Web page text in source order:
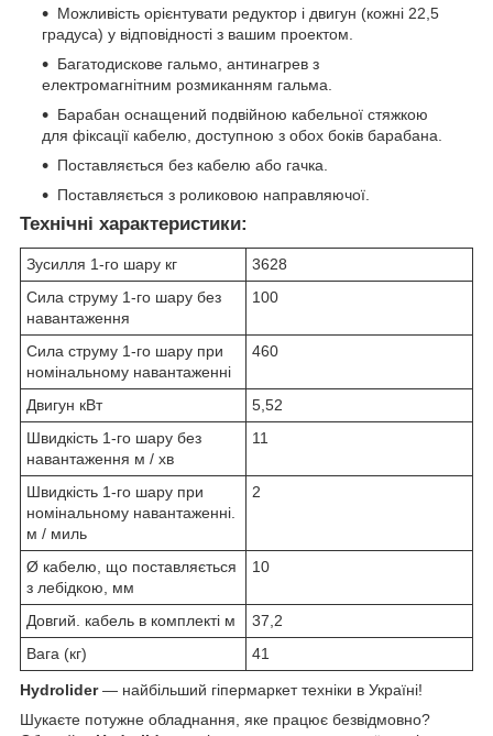
Можливість орієнтувати редуктор і двигун (кожні 22,5
градуса) у відповідності з вашим проектом.
Багатодискове гальмо, антинагрев з
електромагнітним розмиканням гальма.
Барабан оснащений подвійною кабельної стяжкою
для фіксації кабелю, доступною з обох боків барабана.
Поставляється без кабелю або гачка.
Поставляється з роликовою направляючої.
Технічні характеристики:
Зусилля 1-го шару кг
3628
Сила струму 1-го шару без
навантаження
100
Сила струму 1-го шару при
номінальному навантаженні
460
Двигун кВт
5,52
Швидкість 1-го шару без
навантаження м / хв
11
Швидкість 1-го шару при
номінальному навантаженні.
м / миль
2
Ø кабелю, що поставляється
з лебідкою, мм
10
Довгий. кабель в комплекті м
37,2
Вага (кг)
41
Hydrolider— найбільший гіпермаркет техніки в Україні!
Шукаєте потужне обладнання, яке працює безвідмовно?